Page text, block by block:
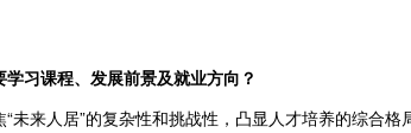
习课程、发展前景及就业方向？
未来人居”的复杂性和挑战性，凸显人才培养的综合格